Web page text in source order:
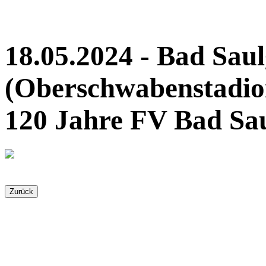
18.05.2024 - Bad
120 Jahre FV Bad